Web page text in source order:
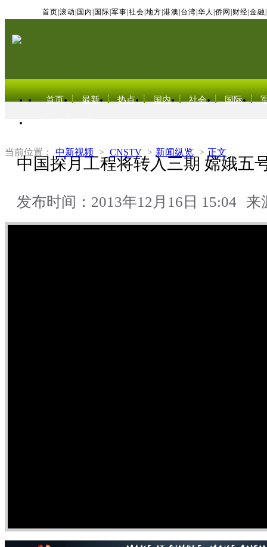
首页 滚动 国内 国际 军事 社会 地方 港澳 台湾 华人 侨网 财经 金融
首页 最新 热点 国内 社会 国际
当前位置： 中新视频 > CNSTV > 新闻纵览 > 正文
中国探月工程将转入三期 嫦娥五
发布时间：2013年12月16日 15:04 来